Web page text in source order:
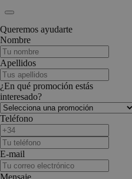
Queremos ayudarte
Nombre
Apellidos
¿En qué promoción estás
interesado?
Teléfono
E-mail